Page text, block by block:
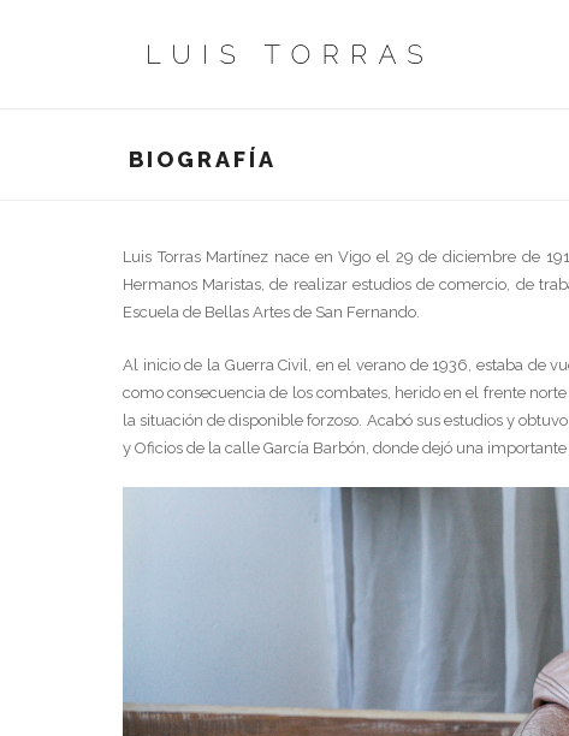
BIOGRAFÍA
Luis Torras Martínez nace en Vigo el 29 de diciembre de
Hermanos Maristas, de realizar estudios de comercio, de
Escuela de Bellas Artes de San Fernando.
Al inicio de la Guerra Civil, en el verano de 1936, estaba de
como consecuencia de los combates, herido en el frente
la situación de disponible forzoso. Acabó sus estudios y
y Oficios de la calle García Barbón, donde dejó una